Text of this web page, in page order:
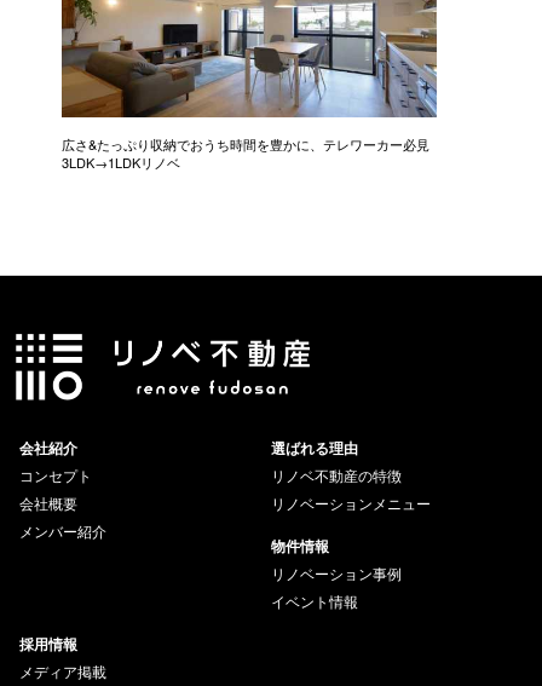
広さ&たっぷり収納でおうち時間を豊かに、テレワーカー必見
3LDK→1LDKリノベ
会社紹介
コンセプト
会社概要
メンバー紹介
選ばれる理由
リノベ不動産の特徴
リノベーションメニュー
物件情報
リノベーション事例
イベント情報
採用情報
メディア掲載